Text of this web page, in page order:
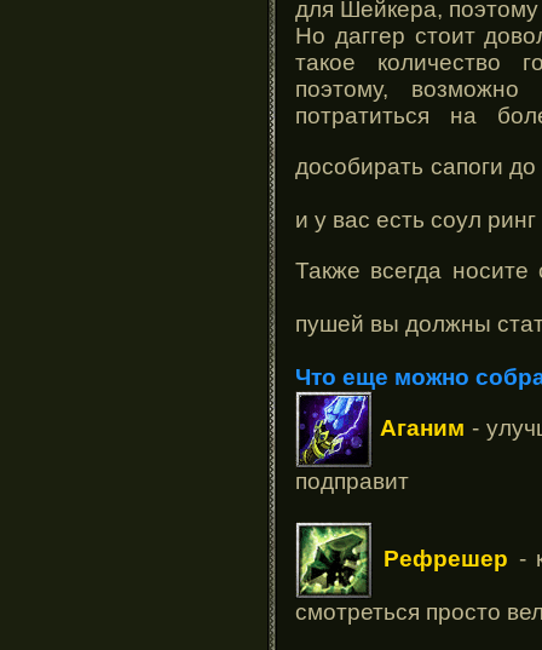
для Шейкера, поэтому
Но даггер стоит
такое количество
поэтому, возможно
потратиться на
дособирать сапоги до
и у вас есть соул
Также всегда
пушей вы должны
Что еще можно
Аганим -
подправит
Рефрешер -
смотреться просто